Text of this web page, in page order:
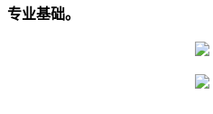
专业基础。